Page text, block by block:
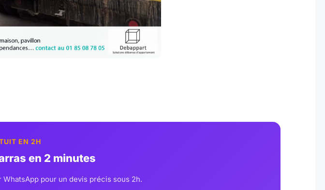
EN 2H
en 2 minutes
pour un devis précis sous 2h.